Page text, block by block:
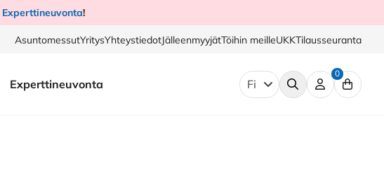
Experttineuvonta!
AsuntomessutYritysYhteystiedotJälleenmyyjätTöihin meilleUKKTilausseuranta
Experttineuvonta Fi
0